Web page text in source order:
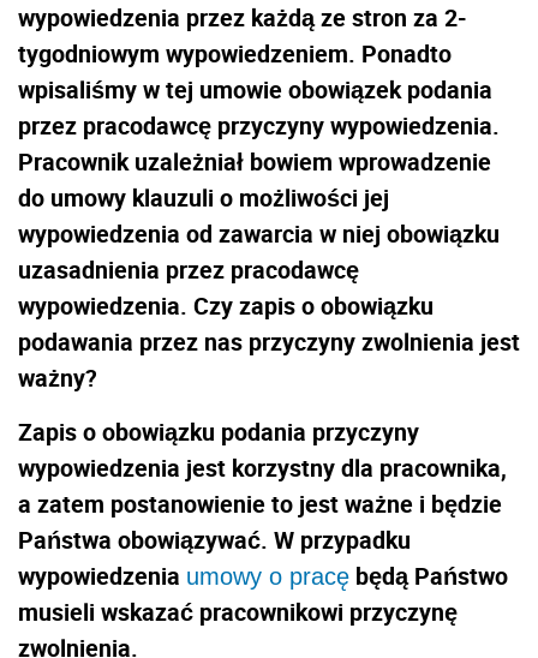
wypowiedzenia przez każdą ze stron za 2-
tygodniowym wypowiedzeniem. Ponadto
wpisaliśmy w tej umowie obowiązek podania
przez pracodawcę przyczyny wypowiedzenia.
Pracownik uzależniał bowiem wprowadzenie
do umowy klauzuli o możliwości jej
wypowiedzenia od zawarcia w niej obowiązku
uzasadnienia przez pracodawcę
wypowiedzenia. Czy zapis o obowiązku
podawania przez nas przyczyny zwolnienia jest
ważny?
Zapis o obowiązku podania przyczyny
wypowiedzenia jest korzystny dla pracownika,
a zatem postanowienie to jest ważne i będzie
Państwa obowiązywać. W przypadku
wypowiedzenia umowy o pracę będą Państwo
musieli wskazać pracownikowi przyczynę
zwolnienia.